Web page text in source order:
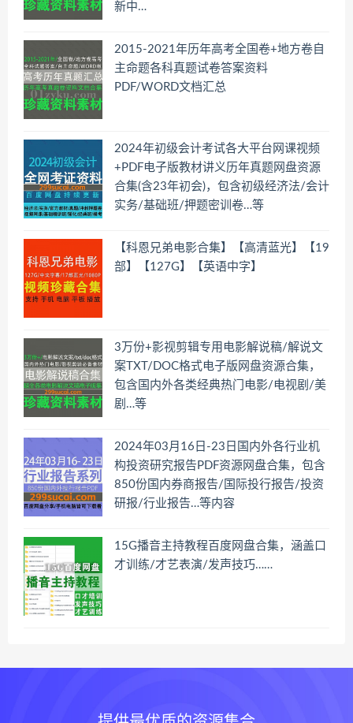
新中…
2015-2021年历年高考全国卷+地方卷自
主命题各科真题试卷答案资料
PDF/WORD文档汇总
2024年初级会计考试各大平台网课视频
+PDF电子版教材讲义历年真题网盘资源
合集(含23年初会)，包含初级经济法/会计
实务/基础班/押题密训卷…等
【科恩兄弟电影合集】【高清蓝光】【19
部】【127G】【英语中字】
3万份+影视剪辑专用电影解说稿/解说文
案TXT/DOC格式电子版网盘资源合集，
包含国内外各类经典热门电影/电视剧/美
剧…等
2024年03月16日-23日国内外各行业机
构投资研究报告PDF资源网盘合集，包含
850份国内券商报告/国际投行报告/投资
研报/行业报告…等内容
15G播音主持教程百度网盘合集，涵盖口
才训练/才艺表演/发声技巧……